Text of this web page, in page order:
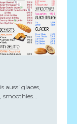
aussi glaces,